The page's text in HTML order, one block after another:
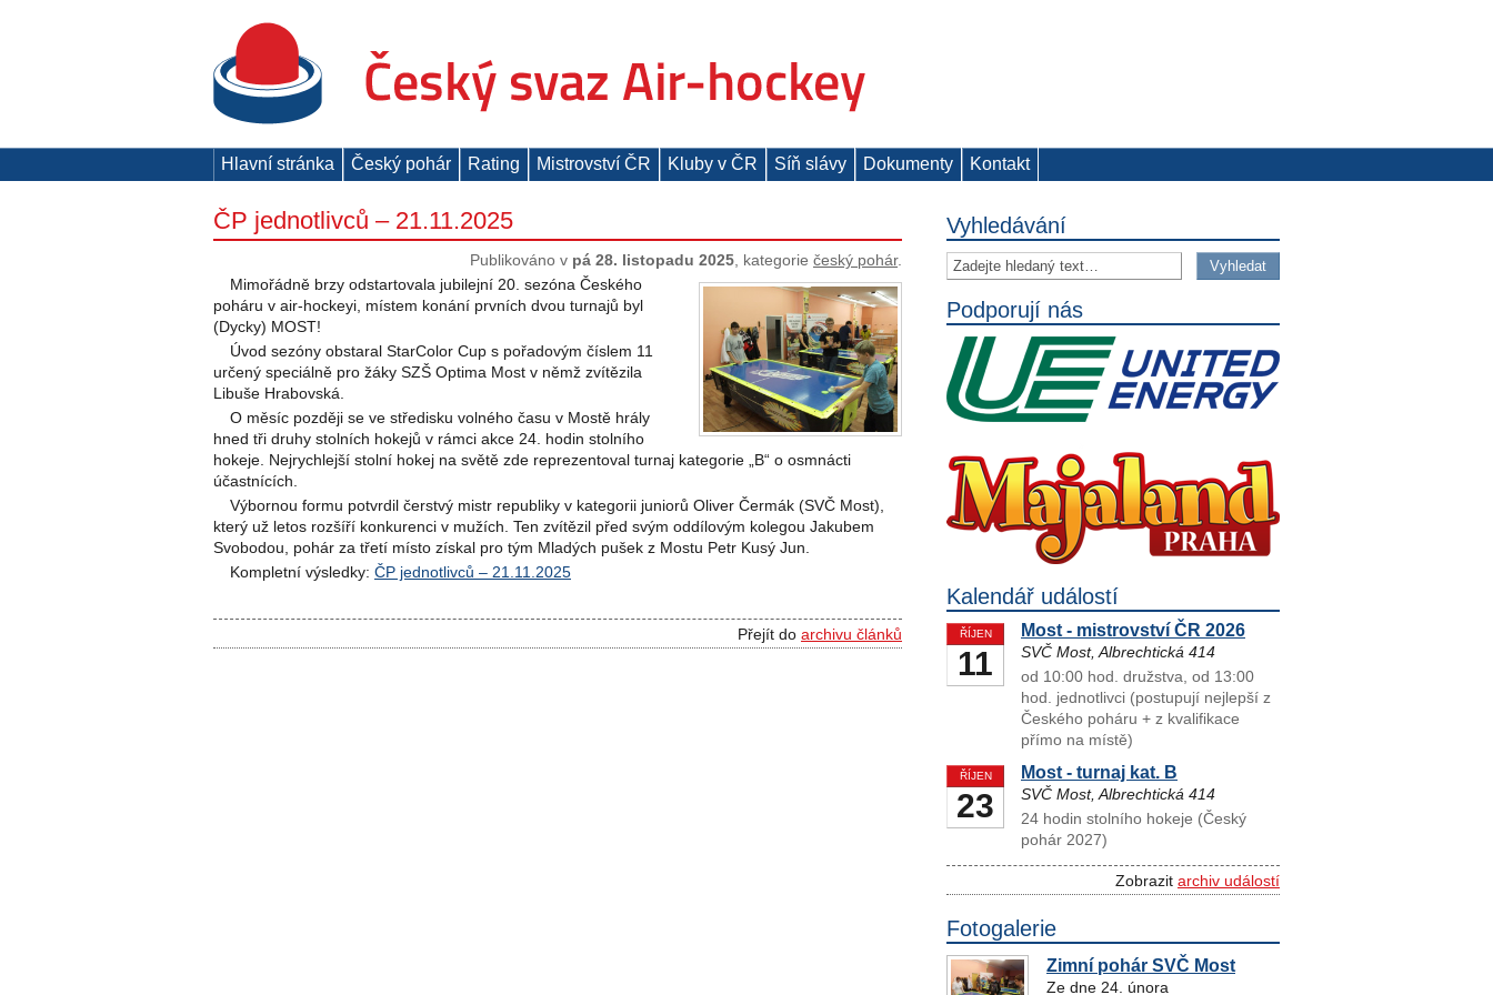
Hlavní stránka Český pohár Rating Mistrovství ČR Kluby v ČR Síň slávy Dokumenty Kontakt
ČP jednotlivců – 21.11.2025
Publikováno v pá 28. listopadu 2025 , kategorie český pohár.
Mimořádně brzy odstartovala jubilejní 20. sezóna Českého
poháru v air-hockeyi, místem konání prvních dvou turnajů byl
(Dycky) MOST!
Úvod sezóny obstaral StarColor Cup s pořadovým číslem 11
určený speciálně pro žáky SZŠ Optima Most v němž zvítězila
Libuše Hrabovská.
O měsíc později se ve středisku volného času v Mostě hrály
hned tři druhy stolních hokejů v rámci akce 24. hodin stolního
hokeje. Nejrychlejší stolní hokej na světě zde reprezentoval turnaj kategorie „B“ o osmnácti
účastnících.
Výbornou formu potvrdil čerstvý mistr republiky v kategorii juniorů Oliver Čermák (SVČ Most),
který už letos rozšíří konkurenci v mužích. Ten zvítězil před svým oddílovým kolegou Jakubem
Svobodou, pohár za třetí místo získal pro tým Mladých pušek z Mostu Petr Kusý Jun.
Kompletní výsledky: ČP jednotlivců – 21.11.2025
Přejít do archivu článků
Vyhledávání
Podporují nás
Kalendář událostí
ŘÍJEN
11
Most - mistrovství ČR 2026
SVČ Most, Albrechtická 414
od 10:00 hod. družstva, od 13:00
hod. jednotlivci (postupují nejlepší z
Českého poháru + z kvalifikace
přímo na místě)
ŘÍJEN
23
Most - turnaj kat. B
SVČ Most, Albrechtická 414
24 hodin stolního hokeje (Český
pohár 2027)
Zobrazit archiv událostí
Fotogalerie
Zimní pohár SVČ Most
Ze dne 24. února